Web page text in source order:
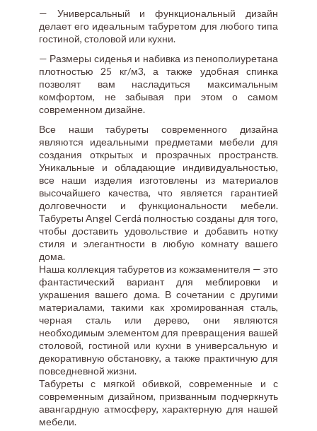
— Универсальный и функциональный дизайн
делает его идеальным табуретом для любого типа
гостиной, столовой или кухни.
— Размеры сиденья и набивка из пенополиуретана
плотностью 25 кг/м3, а также удобная спинка
позволят вам насладиться максимальным
комфортом, не забывая при этом о самом
современном дизайне.
Все наши табуреты современного дизайна
являются идеальными предметами мебели для
создания открытых и прозрачных пространств.
Уникальные и обладающие индивидуальностью,
все наши изделия изготовлены из материалов
высочайшего качества, что является гарантией
долговечности и функциональности мебели.
Табуреты Angel Cerdá полностью созданы для того,
чтобы доставить удовольствие и добавить нотку
стиля и элегантности в любую комнату вашего
дома.
Наша коллекция табуретов из кожзаменителя — это
фантастический вариант для меблировки и
украшения вашего дома. В сочетании с другими
материалами, такими как хромированная сталь,
черная сталь или дерево, они являются
необходимым элементом для превращения вашей
столовой, гостиной или кухни в универсальную и
декоративную обстановку, а также практичную для
повседневной жизни.
Табуреты с мягкой обивкой, современные и с
современным дизайном, призванным подчеркнуть
авангардную атмосферу, характерную для нашей
мебели.